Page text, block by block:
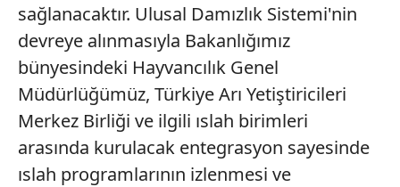
sağlanacaktır. Ulusal Damızlık Sistemi'nin
devreye alınmasıyla Bakanlığımız
bünyesindeki Hayvancılık Genel
Müdürlüğümüz, Türkiye Arı Yetiştiricileri
Merkez Birliği ve ilgili ıslah birimleri
arasında kurulacak entegrasyon sayesinde
ıslah programlarının izlenmesi ve